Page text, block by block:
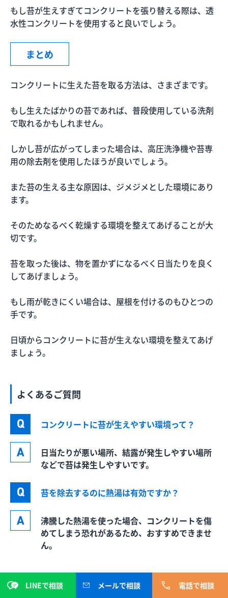
もし苔が生えすぎてコンクリートを張り替える際は、透
水性コンクリートを使用すると良いでしょう。
まとめ
コンクリートに生えた苔を取る方法は、さまざまです。
もし生えたばかりの苔であれば、普段使用している洗剤
で取れるかもしれません。
しかし苔が広がってしまった場合は、高圧洗浄機や苔専
用の除去剤を使用したほうが良いでしょう。
また苔の生える主な原因は、ジメジメとした環境にあり
ます。
そのためなるべく乾燥する環境を整えてあげることが大
切です。
苔を取った後は、物を置かずになるべく日当たりを良く
してあげましょう。
もし雨が乾きにくい場合は、屋根を付けるのもひとつの
手です。
日頃からコンクリートに苔が生えない環境を整えてあげ
ましょう。
よくあるご質問
コンクリートに苔が生えやすい環境って？
日当たりが悪い場所、結露が発生しやすい場所
などで苔は発生しやすいです。
苔を除去するのに熱湯は有効ですか？
沸騰した熱湯を使った場合、コンクリートを傷
めてしまう恐れがあるため、おすすめできませ
ん。
この記事の監修者
LINEで相談 メールで相談 電話で相談